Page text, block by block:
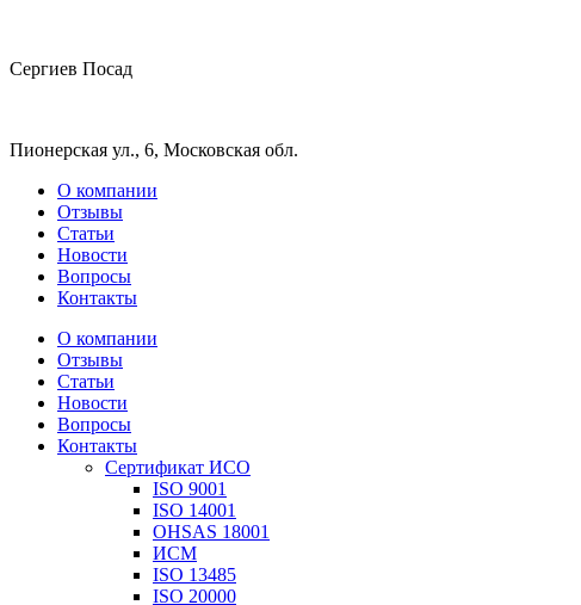
Сергиев Посад
Пионерская ул., 6, Московская обл.
О компании
Отзывы
Статьи
Новости
Вопросы
Контакты
О компании
Отзывы
Статьи
Новости
Вопросы
Контакты
Сертификат ИСО
ISO 9001
ISO 14001
OHSAS 18001
ИСМ
ISO 13485
ISO 20000